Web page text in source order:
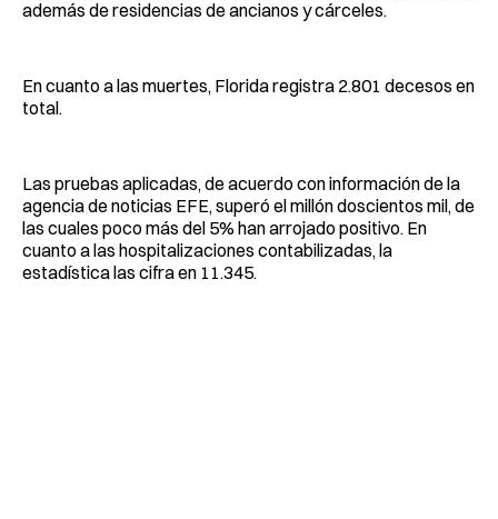
además de residencias de ancianos y cárceles.
En cuanto a las muertes, Florida registra 2.801 decesos en
total.
Las pruebas aplicadas, de acuerdo con información de la
agencia de noticias EFE, superó el millón doscientos mil, de
las cuales poco más del 5% han arrojado positivo. En
cuanto a las hospitalizaciones contabilizadas, la
estadística las cifra en 11.345.